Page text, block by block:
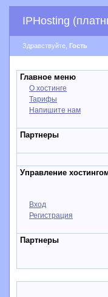
IPHosting
Здравствуйте, Гость
Главное меню
О хостинге
Тарифы
Напишите нам
Партнеры
Управление
Вход
Регистрация
Партнеры